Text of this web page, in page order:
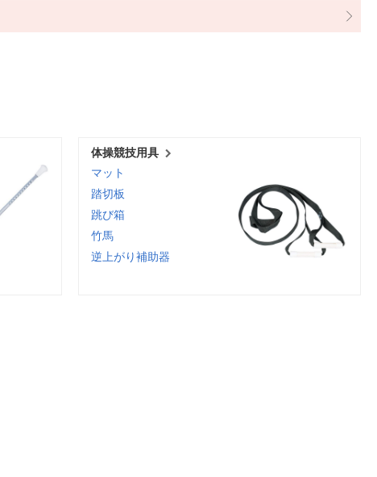
体操競技用具
マット
踏切板
跳び箱
竹馬
逆上がり補助器